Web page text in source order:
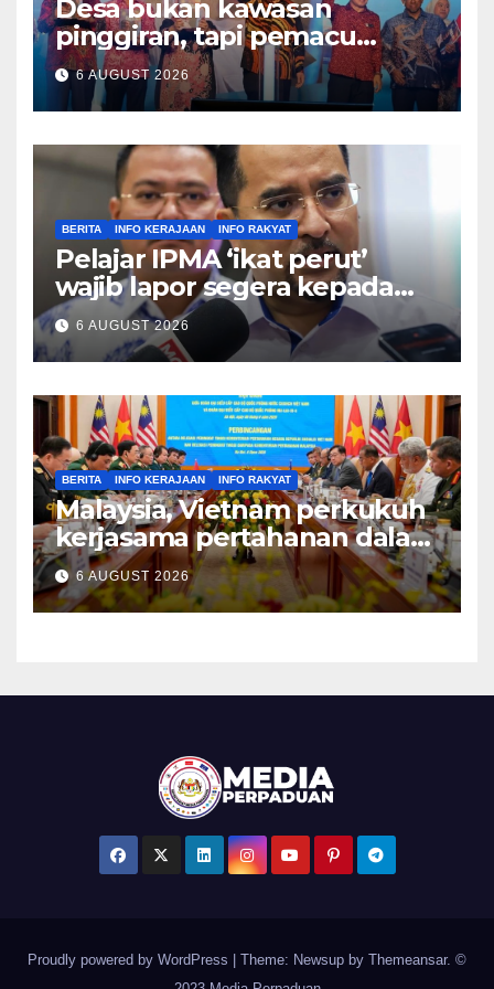
Desa bukan kawasan
pinggiran, tapi pemacu
ekonomi negara – Zahid
Hamidi
6 AUGUST 2026
BERITA INFO KERAJAAN INFO RAKYAT
Pelajar IPMA ‘ikat perut’
wajib lapor segera kepada
Pengarah – Asyraf Wajdi
6 AUGUST 2026
BERITA INFO KERAJAAN INFO RAKYAT
Malaysia, Vietnam perkukuh
kerjasama pertahanan dalam
bidang strategik termasuk
AI, perkongsian risikan –
Khaled Nordin
6 AUGUST 2026
Proudly powered by WordPress Theme: Newsup by Themeansar. ©